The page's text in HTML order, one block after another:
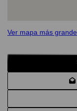
Ver mapa más grande